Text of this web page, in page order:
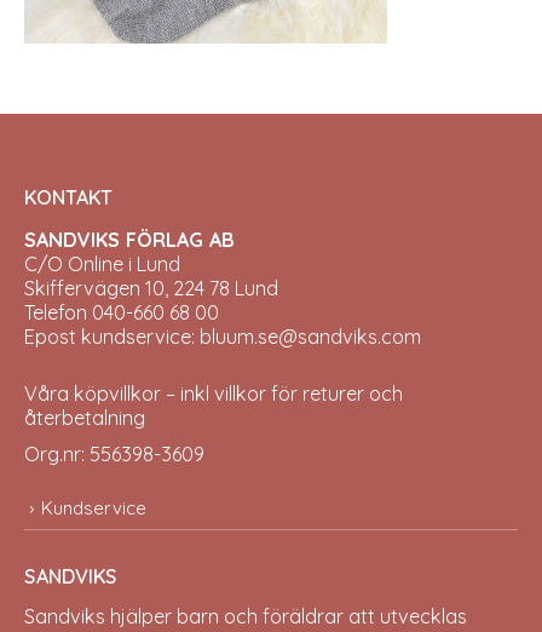
KONTAKT
SANDVIKS FÖRLAG AB
C/O Online i Lund
Skiffervägen 10, 224 78 Lund
Telefon 040-660 68 00
Epost kundservice: bluum.se@sandviks.com
Våra köpvillkor – inkl villkor för returer och
återbetalning
Org.nr: 556398-3609
Kundservice
SANDVIKS
Sandviks hjälper barn och föräldrar att utvecklas